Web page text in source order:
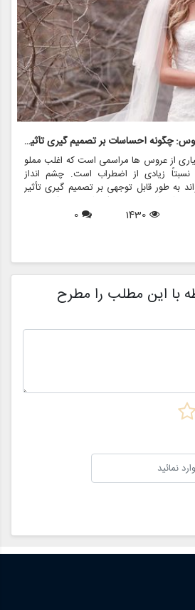
روانشناسی خرید لباس عروس: چگونه احساسات بر تصمیم گیری تأثیر می گذارد
از عروس ها مراسمی است که اغلب مملو
نسبتاً زیادی از اضطراب است. چشم انداز
به طور قابل توجهی بر تصمیم گیری تأثیر
شود که نه تنها سبک شخصی بلکه عوامل
می کند. در این مقاله، روانشناسی خرید
1430
0
با این مطلب را مطرح